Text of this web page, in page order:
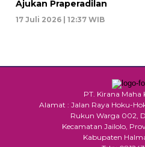
Ajukan Praperadilan
17 Juli 2026 | 12:37 WIB
PT. Kirana Maha
Alamat : Jalan Raya Hoku-
Rukun Warga 002,
Kecamatan Jailolo,
Kabupaten